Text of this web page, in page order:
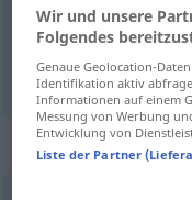
declarar erklären
Wir und unsere
Folgendes
Genaue Geolocation-
Identifikation aktiv
Informationen auf einem
Messung von Werbung
Entwicklung von
Liste der Partner